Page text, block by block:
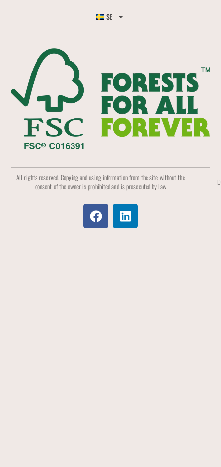
SE
All rights reserved. Copying and using information from the site without the
consent of the owner is prohibited and is prosecuted by law